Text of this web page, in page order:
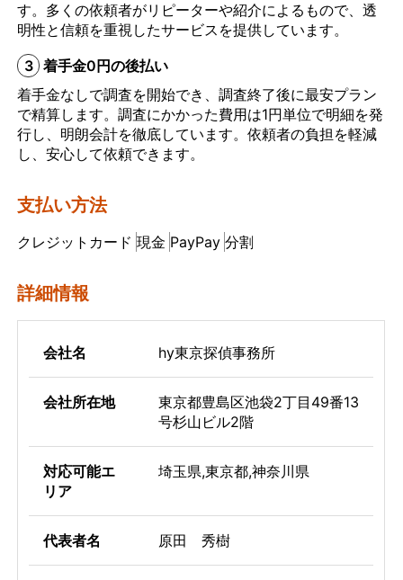
す。多くの依頼者がリピーターや紹介によるもので、透
明性と信頼を重視したサービスを提供しています。
3 着手金0円の後払い
着手金なしで調査を開始でき、調査終了後に最安プラン
で精算します。調査にかかった費用は1円単位で明細を発
行し、明朗会計を徹底しています。依頼者の負担を軽減
し、安心して依頼できます。
支払い方法
クレジットカード 現金 PayPay 分割
詳細情報
会社名 hy東京探偵事務所
会社所在地
東京都豊島区池袋2丁目49番13
号杉山ビル2階
対応可能エ
リア
埼玉県,東京都,神奈川県
代表者名 原田 秀樹